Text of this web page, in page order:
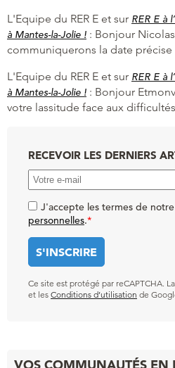
L'Equipe du RER E et sur RER E à
à Mantes-la-Jolie ! : Bonjour
communiquerons la date
L'Equipe du RER E et sur RER E à
à Mantes-la-Jolie ! : Bonjour
votre lassitude face aux
RECEVOIR LES DERNIERS
J'accepte les termes de
personnelles.*
Ce site est protégé par reCAPTCHA. La
et les Conditions d’utilisation de